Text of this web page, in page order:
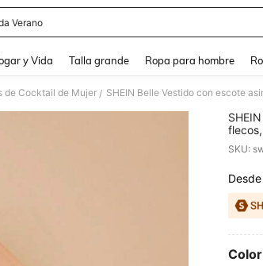
Verano
y Vida Talla grande Ropa para hombre
de Cocktail de Mujer /
para
fiesta,
SKU:
Desde